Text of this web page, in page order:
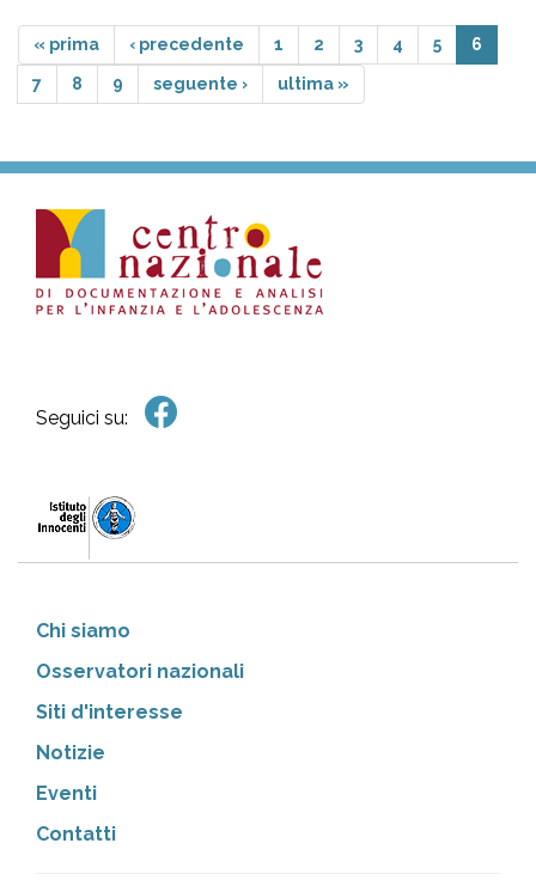
« prima ‹ precedente 1 2 3 4 5 6
7 8 9 seguente › ultima »
Seguici su:
Chi siamo
Osservatori nazionali
Siti d'interesse
Notizie
Eventi
Contatti